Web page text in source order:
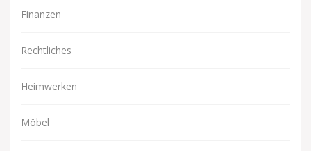
Finanzen
Rechtliches
Heimwerken
Möbel